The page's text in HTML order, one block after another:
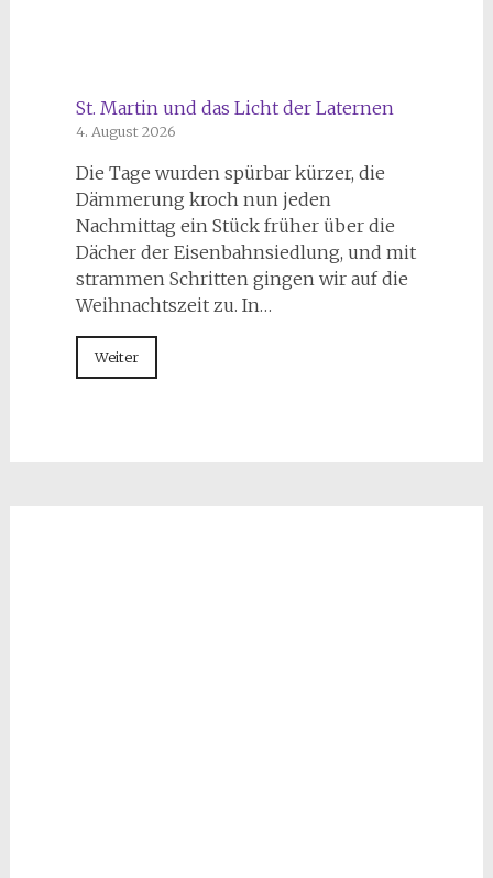
St. Martin und das Licht der Laternen
4. August 2026
Die Tage wurden spürbar kürzer, die
Dämmerung kroch nun jeden
Nachmittag ein Stück früher über die
Dächer der Eisenbahnsiedlung, und mit
strammen Schritten gingen wir auf die
Weihnachtszeit zu. In…
Weiter